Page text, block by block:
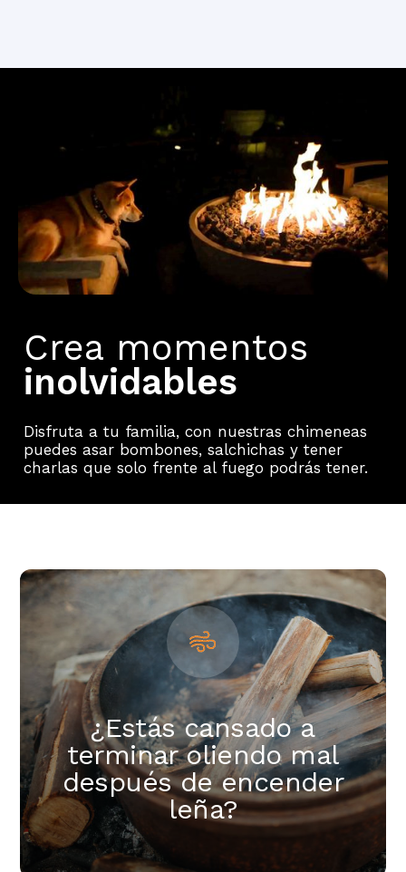
Crea momentos
inolvidables
Disfruta a tu familia, con nuestras chimeneas
puedes asar bombones, salchichas y tener
charlas que solo frente al fuego podrás tener.
¿Estás cansado a
terminar oliendo mal
después de encender
leña?